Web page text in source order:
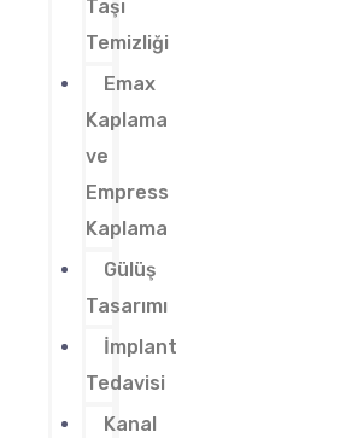
Taşı
Temizliği
Emax
Kaplama
ve
Empress
Kaplama
Gülüş
Tasarımı
İmplant
Tedavisi
Kanal